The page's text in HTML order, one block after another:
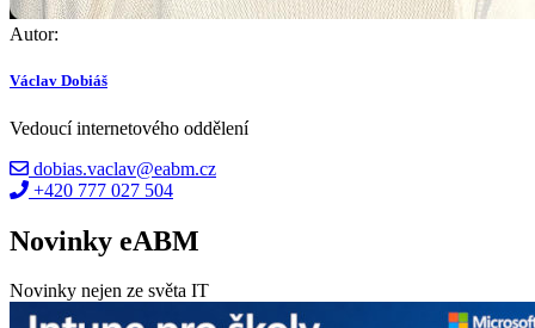
Autor:
Václav Dobiáš
Vedoucí internetového oddělení
dobias.vaclav@eabm.cz
+420 777 027 504
Novinky eABM
Novinky nejen ze světa IT